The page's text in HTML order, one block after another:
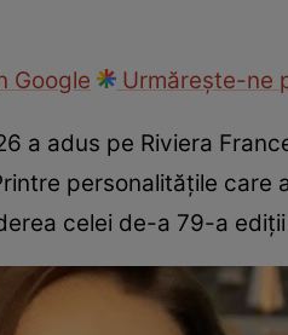
Google
Urmărește-ne
a adus pe Riviera
personalitățile
celei de-a 79-a